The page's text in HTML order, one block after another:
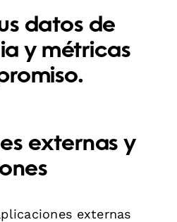
datos de
y métricas
externas y
externas